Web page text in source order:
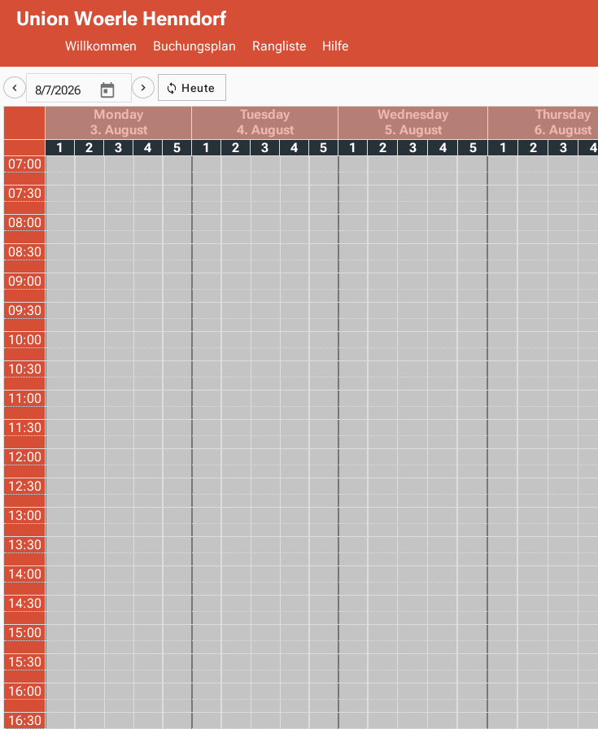
Union Woerle Henndorf
Willkommen
Buchungsplan Rangliste Hilfe
Heute
Monday
3. August
Tuesday
4. August
Wednesday
5. August
Thursday
6. August
1
2 3 4 5 1 2 3 4 5 1 2 3 4 5 1 2 3 4
07:00
07:30
08:00
08:30
09:00
09:30
10:00
10:30
11:00
11:30
12:00
12:30
13:00
13:30
14:00
14:30
15:00
15:30
16:00
16:30